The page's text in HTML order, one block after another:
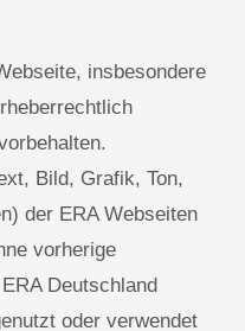
insbesondere
Bild, Grafik, Ton,
der ERA Webseiten
vorherige
Deutschland
oder verwendet